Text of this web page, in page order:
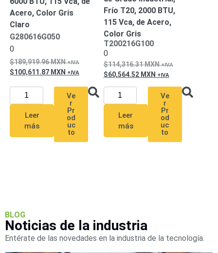
SAN /
eSATADiscos
Mecánicos
SD /
Memorias
Micro
SD
Servidores
Aplicación
Unidades
de Estado
WaveXMR
CEIBAII /
Acero, Color Gris
Claro
G280616G050
0
189,919.96MXN
100,611.87 MXN
Leer
más
Ve
r
Pr
od
uc
to
Frío T20, 2000 BTU,
115 Vca, de Acero,
Color Gris
T200216G100
0
114,316.31MXN
60,564.52 MXN
Leer
más
Ve
r
Pr
od
uc
to
BLOG
Noticias de la industria
Entérate de las novedades en la industria de la tecnología.